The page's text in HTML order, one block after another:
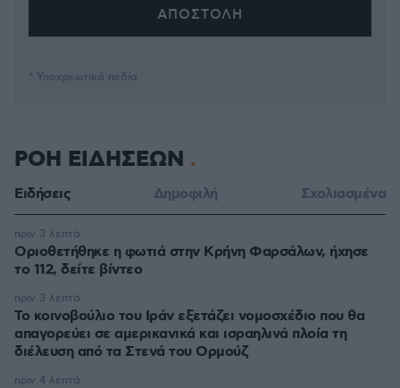
* Υποχρεωτικά πεδία
ΡΟΗ ΕΙΔΗΣΕΩΝ
Ειδήσεις Δημοφιλή Σχολιασμένα
Οριοθετήθηκε η φωτιά στην Κρήνη Φαρσάλων, ήχησε
το 112, δείτε βίντεο
πριν 3 λεπτά
Το κοινοβούλιο του Ιράν εξετάζει νομοσχέδιο που θα
απαγορεύει σε αμερικανικά και ισραηλινά πλοία τη
διέλευση από τα Στενά του Ορμούζ
πριν 3 λεπτά
πριν 4 λεπτά